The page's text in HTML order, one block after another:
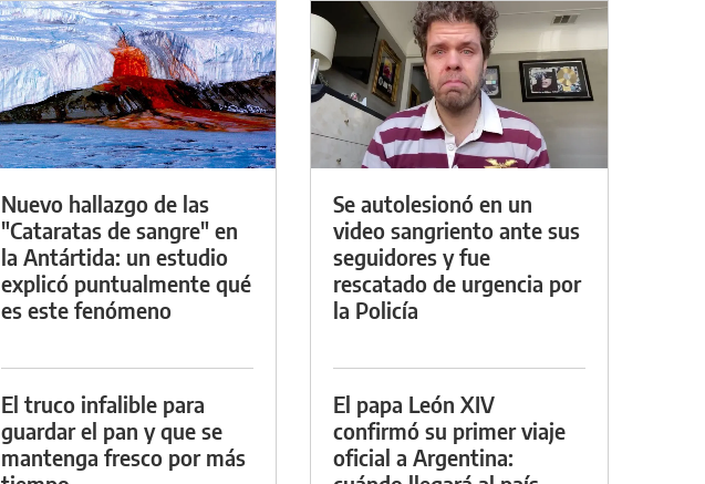
Nuevo hallazgo de las
"Cataratas de sangre" en
la Antártida: un estudio
explicó puntualmente qué
es este fenómeno
El truco infalible para
guardar el pan y que se
mantenga fresco por más
Se autolesionó en un
video sangriento ante sus
seguidores y fue
rescatado de urgencia por
la Policía
El papa León XIV
confirmó su primer viaje
oficial a Argentina: